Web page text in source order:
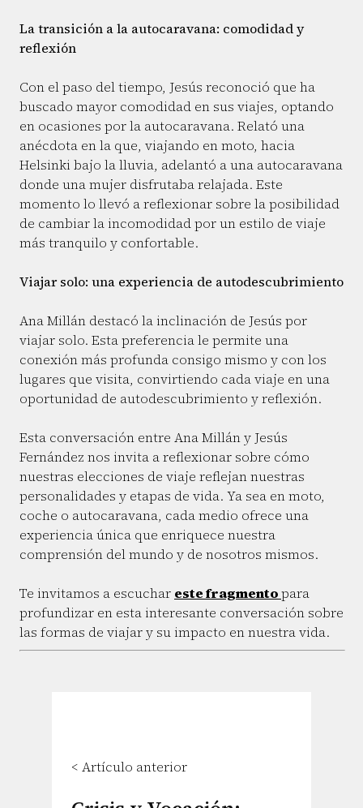
La transición a la autocaravana: comodidad y
reflexión
Con el paso del tiempo, Jesús reconoció que ha
buscado mayor comodidad en sus viajes, optando
en ocasiones por la autocaravana. Relató una
anécdota en la que, viajando en moto, hacia
Helsinki bajo la lluvia, adelantó a una autocaravana
donde una mujer disfrutaba relajada. Este
momento lo llevó a reflexionar sobre la posibilidad
de cambiar la incomodidad por un estilo de viaje
más tranquilo y confortable.
Viajar solo: una experiencia de autodescubrimiento
Ana Millán destacó la inclinación de Jesús por
viajar solo. Esta preferencia le permite una
conexión más profunda consigo mismo y con los
lugares que visita, convirtiendo cada viaje en una
oportunidad de autodescubrimiento y reflexión.
Esta conversación entre Ana Millán y Jesús
Fernández nos invita a reflexionar sobre cómo
nuestras elecciones de viaje reflejan nuestras
personalidades y etapas de vida. Ya sea en moto,
coche o autocaravana, cada medio ofrece una
experiencia única que enriquece nuestra
comprensión del mundo y de nosotros mismos.
Te invitamos a escuchar este fragmentopara
profundizar en esta interesante conversación sobre
las formas de viajar y su impacto en nuestra vida.
< Artículo anterior